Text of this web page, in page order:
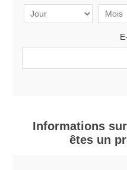
Informations
êtes un